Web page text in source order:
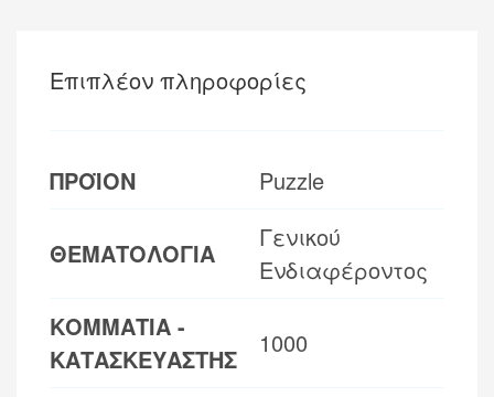
Επιπλέον πληροφορίες
ΠΡΟΪΟΝ Puzzle
ΘΕΜΑΤΟΛΟΓΙΑ
Γενικού
Ενδιαφέροντος
ΚΟΜΜΑΤΙΑ -
ΚΑΤΑΣΚΕΥΑΣΤΗΣ
1000